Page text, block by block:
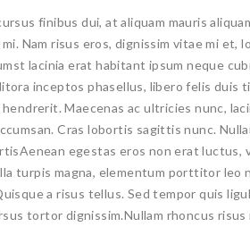
finibus dui, at aliquam mauris
Nam risus eros, dignissim vitae mi et,
lacinia erat habitant ipsum neque
inceptos phasellus, libero felis duis
Maecenas ac ultricies nunc,
Cras lobortis sagittis nunc.
egestas eros non erat luctus,
turpis magna, elementum porttitor leo
a risus tellus. Sed tempor quis
tortor dignissim.Nullam rhoncus risus